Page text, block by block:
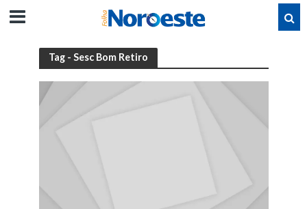
Tag - Sesc Bom Retiro